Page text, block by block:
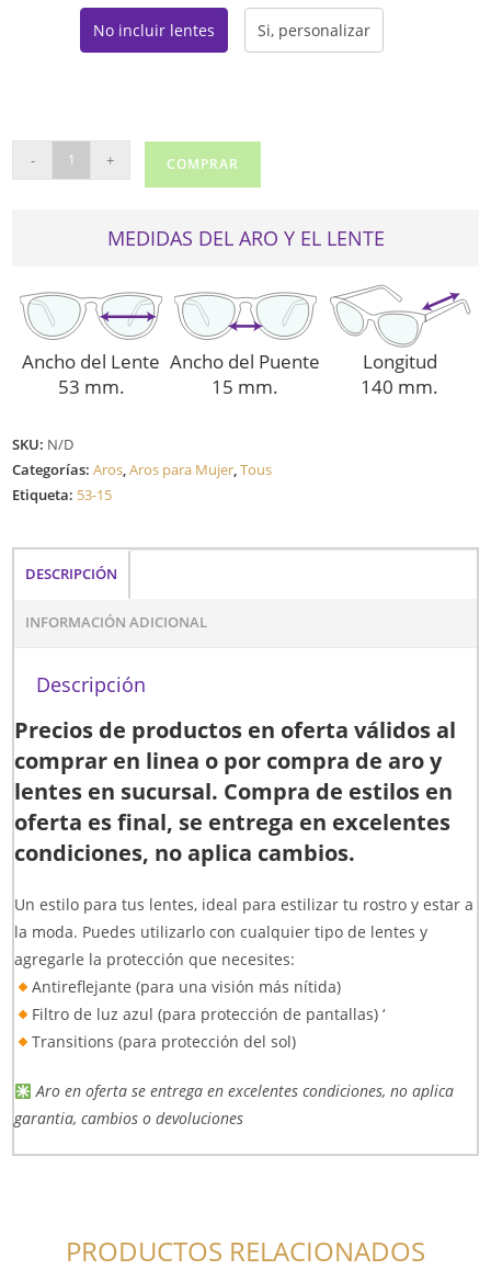
No incluir lentes Si, personalizar
VTO987
- + COMPRAR
MEDIDAS DEL ARO Y EL LENTE
Ancho del Lente
53 mm.
Ancho del Puente
15 mm.
Longitud
140 mm.
SKU: N/D
Categorías:Aros,Aros para Mujer,Tous
Etiqueta: 53-15
DESCRIPCIÓN
INFORMACIÓN ADICIONAL
Descripción
Precios de productos en oferta válidos al
comprar en linea o por compra de aro y
lentes en sucursal. Compra de estilos en
oferta es final, se entrega en excelentes
condiciones, no aplica cambios.
Un estilo para tus lentes, ideal para estilizar tu rostro y estar a
la moda. Puedes utilizarlo con cualquier tipo de lentes y
agregarle la protección que necesites:
Antireflejante (para una visión más nítida)
Filtro de luz azul (para protección de pantallas) ‘
Transitions (para protección del sol)
Aro en oferta se entrega en excelentes condiciones, no aplica
garantia, cambios o devoluciones
PRODUCTOS RELACIONADOS